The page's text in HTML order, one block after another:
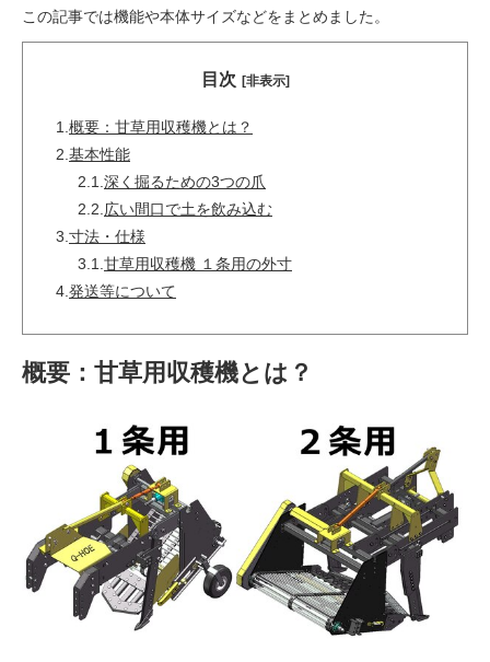
この記事では機能や本体サイズなどをまとめました。
目次 [非表示]
1. 概要：甘草用収穫機とは？
2. 基本性能
2.1. 深く掘るための3つの爪
2.2. 広い間口で土を飲み込む
3. 寸法・仕様
3.1. 甘草用収穫機 １条用の外寸
4. 発送等について
概要：甘草用収穫機とは？